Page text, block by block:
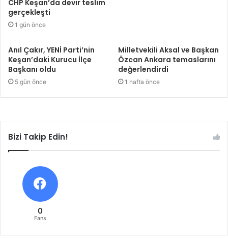
CHP Keşan’da devir teslim
gerçekleşti
1 gün önce
Anıl Çakır, YENİ Parti’nin
Keşan’daki Kurucu İlçe
Başkanı oldu
5 gün önce
Milletvekili Aksal ve Başkan
Özcan Ankara temaslarını
değerlendirdi
1 hafta önce
Bizi Takip Edin!
0
Fans